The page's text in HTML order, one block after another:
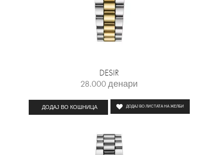
DESIR
28.000денари
ДОДАЈ ВО КОШНИЦА ДОДАЈ ВО ЛИСТАТА НА ЖЕЛБИ